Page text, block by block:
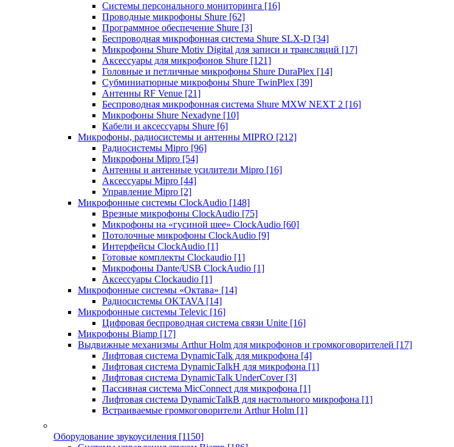
Системы персонального мониторинга [16]
Проводные микрофоны Shure [62]
Программное обеспечение Shure [3]
Беспроводная микрофонная система Shure SLX-D [34]
Микрофоны Shure Motiv Digital для записи и трансляций [17]
Аксессуары для микрофонов Shure [121]
Головные и петличные микрофоны Shure DuraPlex [14]
Субминиатюрные микрофоны Shure TwinPlex [39]
Антенны RF Venue [21]
Беспроводная микрофонная система Shure MXW NEXT 2 [16]
Микрофоны Shure Nexadyne [10]
Кабели и аксессуары Shure [6]
Микрофоны, радиосистемы и антенны MIPRO [212]
Радиосистемы Mipro [96]
Микрофоны Mipro [54]
Антенны и антенные усилители Mipro [16]
Аксессуары Mipro [44]
Управление Mipro [2]
Микрофонные системы ClockAudio [148]
Врезные микрофоны ClockAudio [75]
Микрофоны на «гусиной шее» ClockAudio [60]
Потолочные микрофоны ClockAudio [9]
Интерфейсы ClockAudio [1]
Готовые комплекты Clockaudio [1]
Микрофоны Dante/USB ClockAudio [1]
Аксессуары Clockaudio [1]
Микрофонные системы «Октава» [14]
Радиосистемы OKTAVA [14]
Микрофонные системы Televic [16]
Цифровая беспроводная система связи Unite [16]
Микрофоны Biamp [17]
Выдвижные механизмы Arthur Holm для микрофонов и громкоговорителей [17]
Лифтовая система DynamicTalk для микрофона [4]
Лифтовая система DynamicTalkH для микрофона [1]
Лифтовая система DynamicTalk UnderCover [3]
Пассивная система MicConnect для микрофона [1]
Лифтовая система DynamicTalkB для настольного микрофона [1]
Встраиваемые громкоговорители Arthur Holm [1]
Оборудование звукоусиления [1150]